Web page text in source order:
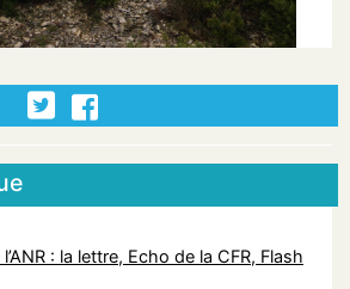
: la lettre, Echo de la CFR, Flash